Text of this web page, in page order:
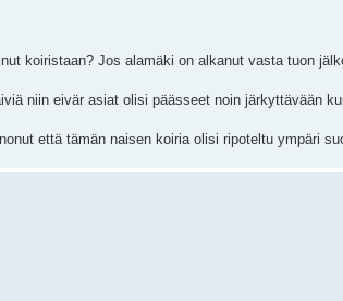
koiristaan? Jos alamäki on alkanut vasta tuon
niin eivär asiat olisi päässeet noin järkyttävään
että tämän naisen koiria olisi ripoteltu ympäri